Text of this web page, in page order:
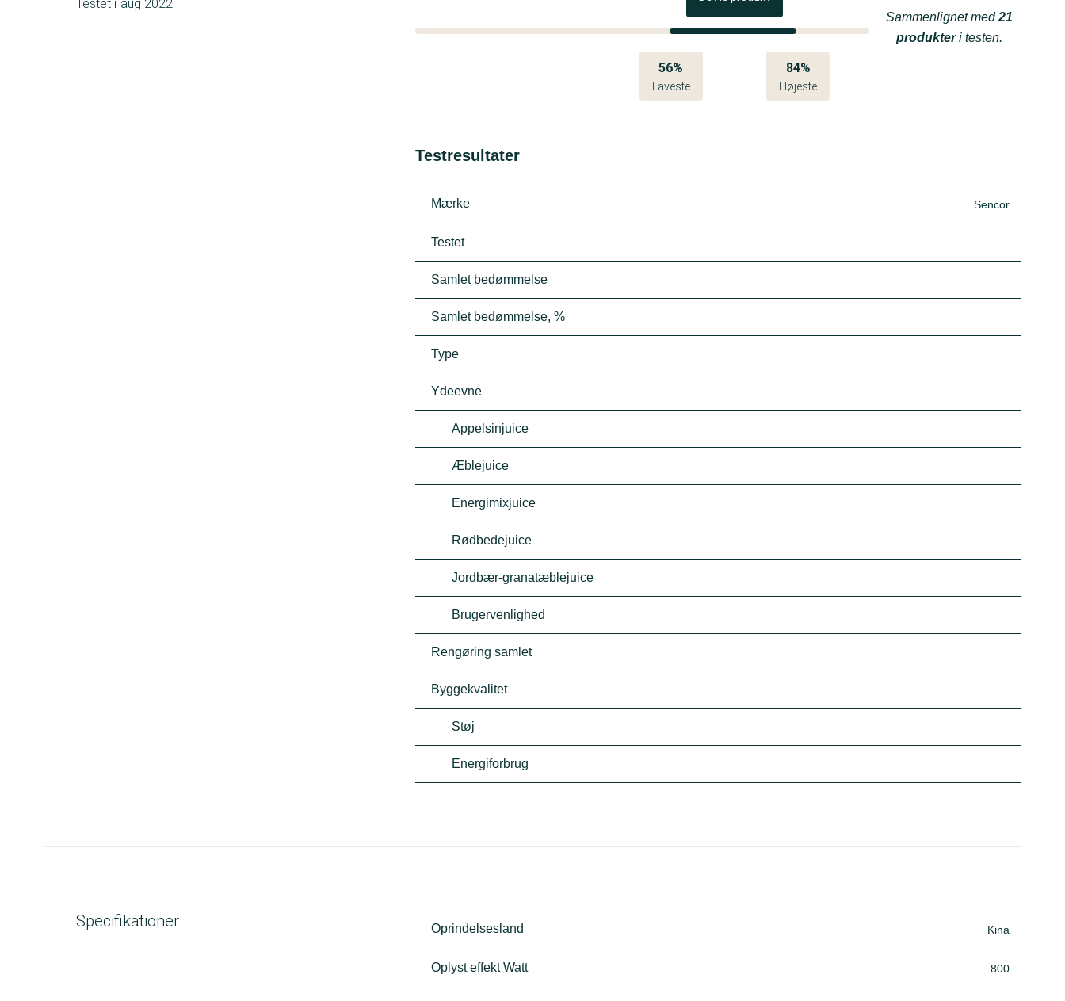
Testet i aug 2022
56%
Laveste
84%
Højeste
Sammenlignet med21
produkteri testen.
Testresultater
Mærke Sencor
Testet
Samlet bedømmelse
Samlet bedømmelse, %
Type
Ydeevne
Appelsinjuice
Æblejuice
Energimixjuice
Rødbedejuice
Jordbær-granatæblejuice
Brugervenlighed
Rengøring samlet
Byggekvalitet
Støj
Energiforbrug
Specifikationer Oprindelsesland Kina
Oplyst effekt Watt 800